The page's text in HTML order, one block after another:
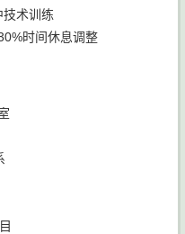
术训练
时间休息调整